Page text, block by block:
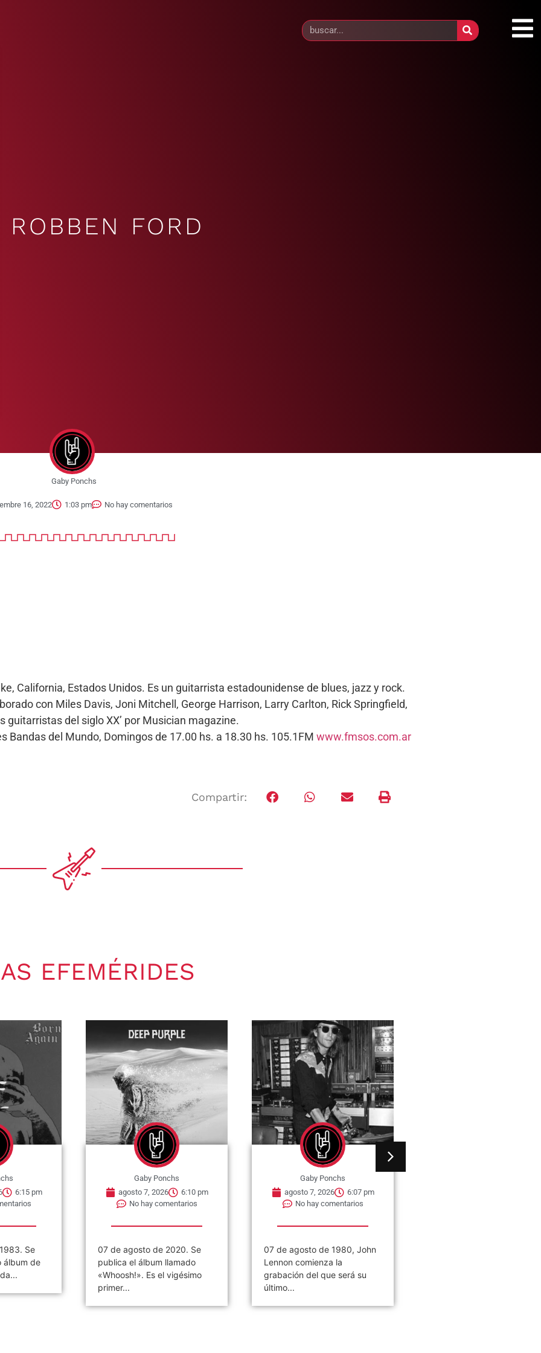
ROBBEN FORD
Gaby Ponchs
16, 2022 1:03 pm No hay comentarios
California, Estados Unidos. Es un guitarrista estadounidense de blues, jazz y rock.
con Miles Davis, Joni Mitchell, George Harrison, Larry Carlton, Rick Springfield,
guitarristas del siglo XX’ por Musician magazine.
Bandas del Mundo, Domingos de 17.00 hs. a 18.30 hs. 105.1FM www.fmsos.com.ar
Compartir:
EFEMÉRIDES
6:15 pm
Se
álbum de
Gaby Ponchs
agosto 7, 2026
6:10 pm
No hay comentarios
07 de agosto de 2020. Se
publica el álbum llamado
«Whoosh!». Es el vigésimo
primer...
Gaby Ponchs
agosto 7, 2026
6:07 pm
No hay comentarios
07 de agosto de 1980, John
Lennon comienza la
grabación del que será su
último...